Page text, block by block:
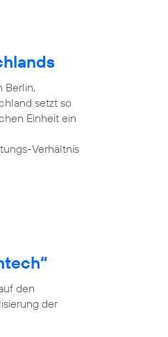
Berlin,
setzt so
Einheit ein
Verhältnis
den
der